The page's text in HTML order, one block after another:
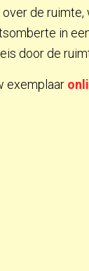
over de
in
door de
exemplaar